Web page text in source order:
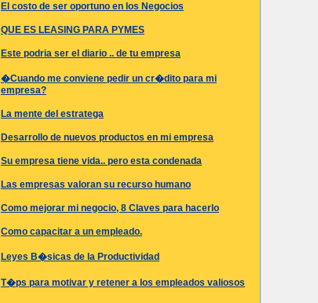
El costo de ser oportuno en los Negocios
QUE ES LEASING PARA PYMES
Este podria ser el diario .. de tu empresa
�Cuando me conviene pedir un cr�dito para mi
empresa?
La mente del estratega
Desarrollo de nuevos productos en mi empresa
Su empresa tiene vida.. pero esta condenada
Las empresas valoran su recurso humano
Como mejorar mi negocio, 8 Claves para hacerlo
Como capacitar a un empleado.
Leyes B�sicas de la Productividad
T�ps para motivar y retener a los empleados valiosos